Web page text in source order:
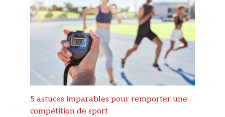
5 astuces imparables pour remporter une
compétition de sport